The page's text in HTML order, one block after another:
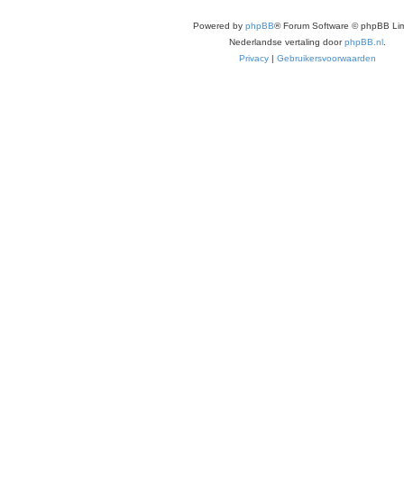
Powered by phpBB® Forum Software © phpBB
Nederlandse vertaling doorphpBB.nl.
Privacy| Gebruikersvoorwaarden